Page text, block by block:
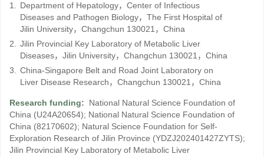
1. Department of Hepatology，Center of Infectious
Diseases and Pathogen Biology，The First Hospital of
Jilin University，Changchun 130021，China
2. Jilin Provincial Key Laboratory of Metabolic Liver
Diseases，Jilin University，Changchun 130021，China
3. China-Singapore Belt and Road Joint Laboratory on
Liver Disease Research，Changchun 130021，China
Research funding:
National Natural Science Foundation of
China (U24A20654); National Natural Science Foundation of
China (82170602); Natural Science Foundation for Self-
Exploration Research of Jilin Province (YDZJ202401427ZYTS);
Jilin Provincial Key Laboratory of Metabolic Liver